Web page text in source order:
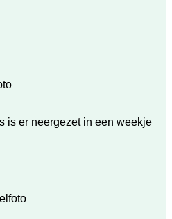
is er neergezet in een weekje